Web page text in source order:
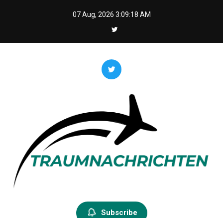
07 Aug, 2026 3:09:19 AM
Traumnachrichten
Subscribe